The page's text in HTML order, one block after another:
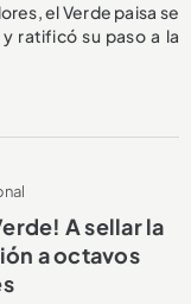
el Verde paisa se
y ratificó su paso a la
A sellar la
a octavos